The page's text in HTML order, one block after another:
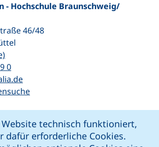
technisch funktioniert,
dafür erforderliche Cookies.
- Hochschule Braunschweig/​
46/48
(externer Link, öffnet neues Fenster)
0(startet einen Telefonanruf, wenn Ihr
(öffnet Ihr E-Mail-Programm)
Seite (externer Link, öffnet neues
Seite (externer Link, öffnet
Instagram-Seite (externer Link,
unsere YouTube-Seite (externer